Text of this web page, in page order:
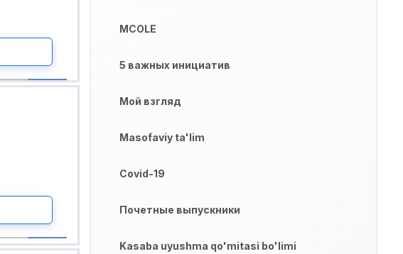
MCOLE
5 важных инициатив
Мой взгляд
Masofaviy ta'lim
Covid-19
Почетные выпускники
Kasaba uyushma qo'mitasi bo'limi